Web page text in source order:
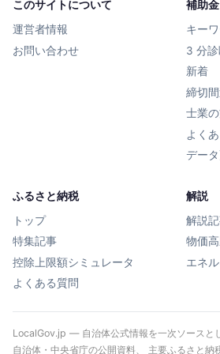
このサイトについて
運営者情報
お問い合わせ
補助
キー
3 分
新着
締切
士業
よく
デー
ふるさと納税
トップ
特集記事
控除上限額シミュレータ
よくある質問
解説
解説
物価
エネ
LocalGov.jp — 自治体公式情報を一次ソースと
自治体・中央省庁の公開資料、 主要ふるさと納